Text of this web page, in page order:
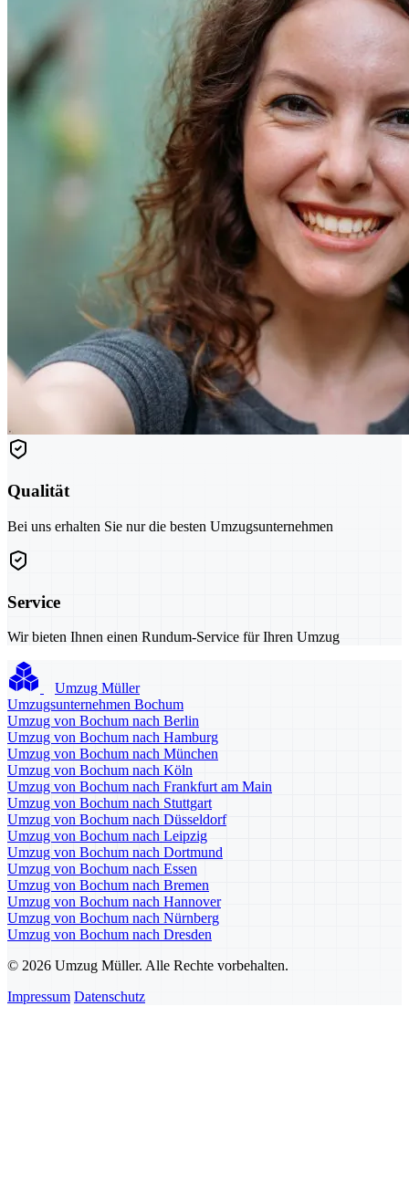
Qualität
Bei uns erhalten Sie nur die besten Umzugsunternehmen
Service
Wir bieten Ihnen einen Rundum-Service für Ihren Umzug
Umzug Müller
Umzugsunternehmen Bochum
Umzug von Bochum nach Berlin
Umzug von Bochum nach Hamburg
Umzug von Bochum nach München
Umzug von Bochum nach Köln
Umzug von Bochum nach Frankfurt am Main
Umzug von Bochum nach Stuttgart
Umzug von Bochum nach Düsseldorf
Umzug von Bochum nach Leipzig
Umzug von Bochum nach Dortmund
Umzug von Bochum nach Essen
Umzug von Bochum nach Bremen
Umzug von Bochum nach Hannover
Umzug von Bochum nach Nürnberg
Umzug von Bochum nach Dresden
© 2026 Umzug Müller. Alle Rechte vorbehalten.
Impressum Datenschutz